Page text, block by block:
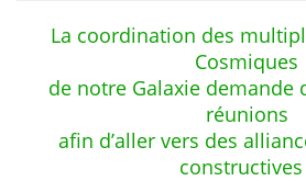
La coordination des
Cosmiques
de notre Galaxie demande
réunions
afin d’aller vers des
constructives